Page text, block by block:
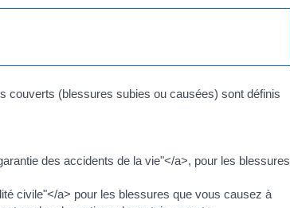
couverts (blessures subies ou causées) sont définis
des accidents de la vie"</a>, pour les blessures
civile"</a> pour les blessures que vous causez à